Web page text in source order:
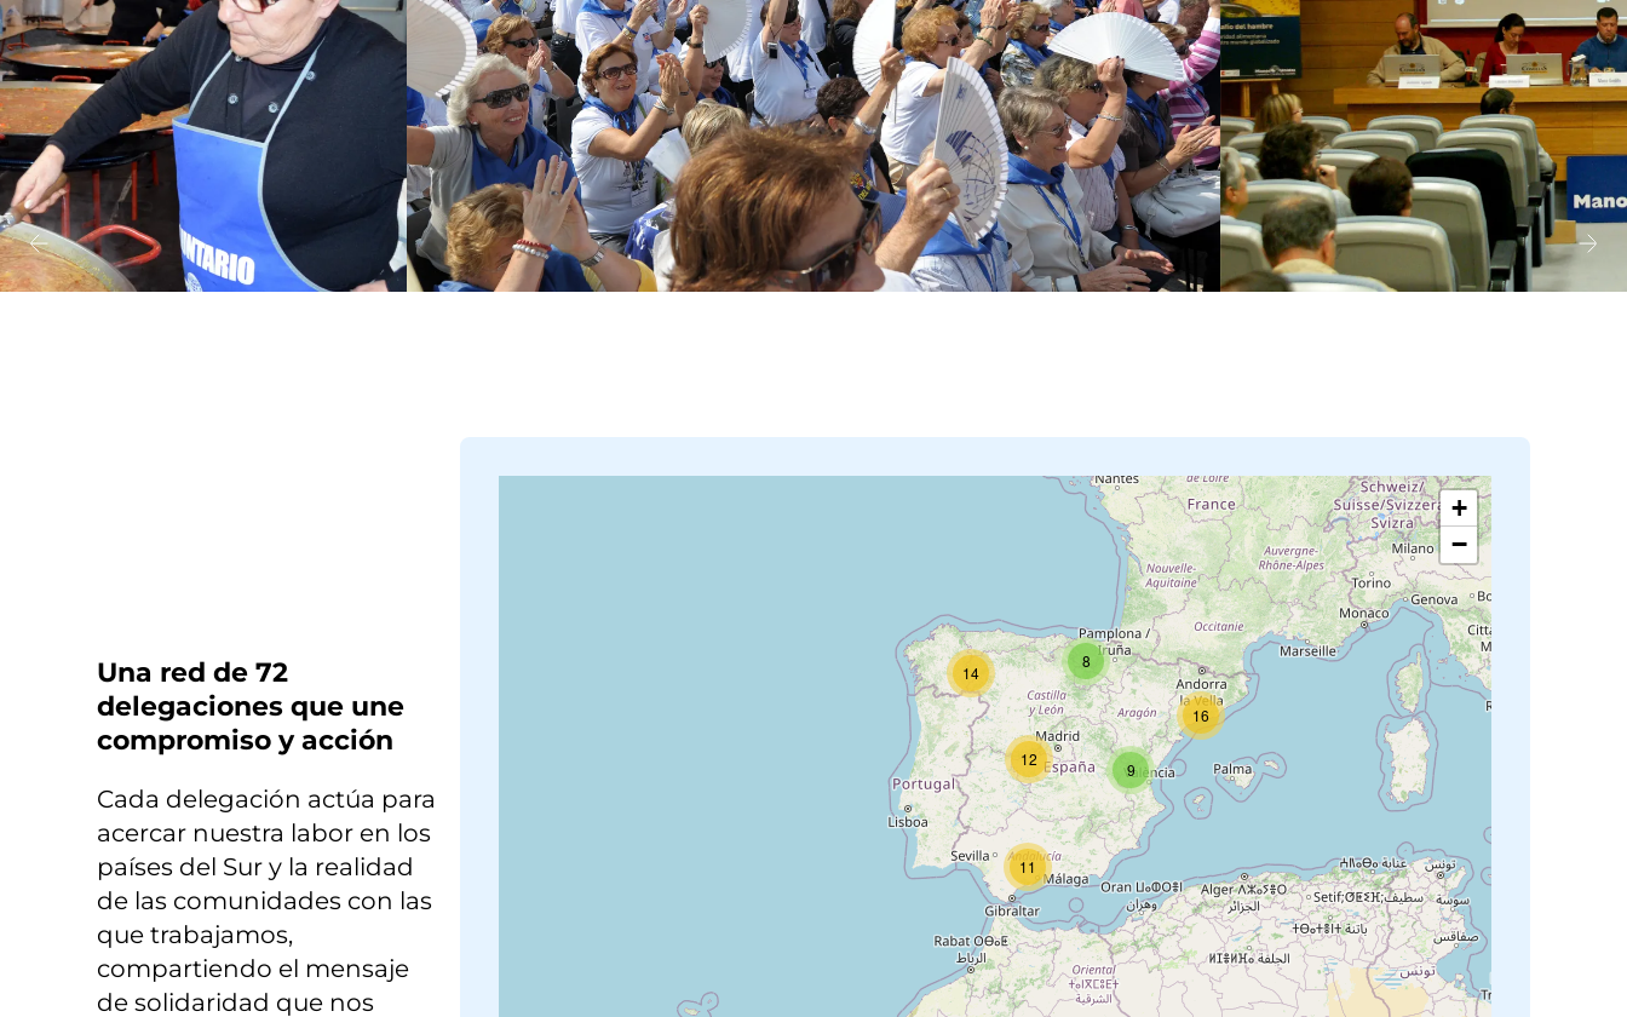
Una red de 72
delegaciones que une
compromiso y acción
Cada delegación actúa para
acercar nuestra labor en los
países del Sur y la realidad
de las comunidades con las
que trabajamos,
compartiendo el mensaje
de solidaridad que nos
11
14
12
9
8
16
+
−